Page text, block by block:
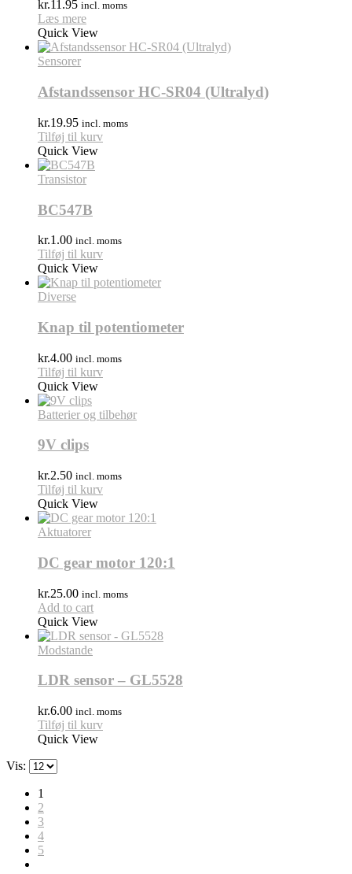
kr.11.95 incl. moms
Læs mere
Quick View
Sensorer
Afstandssensor HC-SR04 (Ultralyd)
kr.19.95 incl. moms
Tilføj til kurv
Quick View
Transistor
BC547B
kr.1.00 incl. moms
Tilføj til kurv
Quick View
Diverse
Knap til potentiometer
kr.4.00 incl. moms
Tilføj til kurv
Quick View
Batterier og tilbehør
9V clips
kr.2.50 incl. moms
Tilføj til kurv
Quick View
Aktuatorer
DC gear motor 120:1
kr.25.00 incl. moms
Add to cart
Quick View
Modstande
LDR sensor – GL5528
kr.6.00 incl. moms
Tilføj til kurv
Quick View
Vis:
1
2
3
4
5